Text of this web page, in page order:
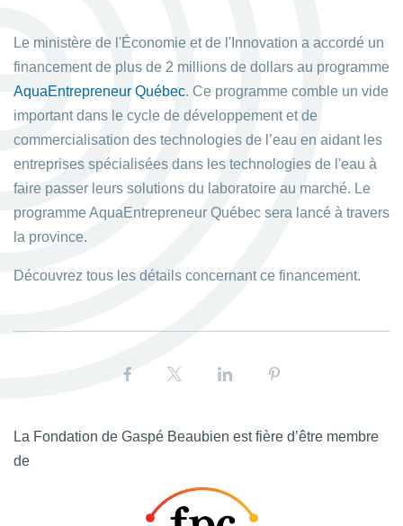
Le ministère de l'Économie et de l'Innovation a accordé un
financement de plus de 2 millions de dollars au programme
AquaEntrepreneur Québec. Ce programme comble un vide
important dans le cycle de développement et de
commercialisation des technologies de l’eau en aidant les
entreprises spécialisées dans les technologies de l'eau à
faire passer leurs solutions du laboratoire au marché. Le
programme AquaEntrepreneur Québec sera lancé à travers
la province.
Découvrez tous les détails concernant ce financement.
facebook twitter linkedinpinterest
La Fondation de Gaspé Beaubien est fière d’être membre
de